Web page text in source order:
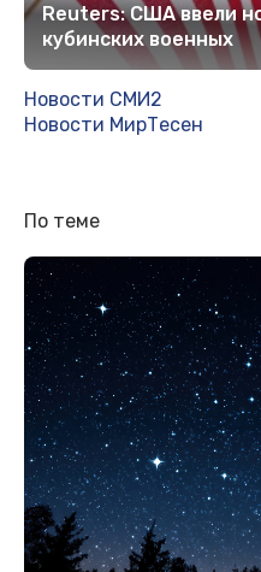
Reuters: США ввели
кубинских военных
Новости СМИ2
Новости МирТесен
По теме